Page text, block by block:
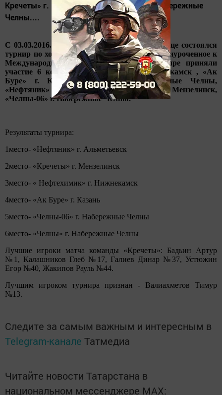
Кречеты» г. Мензелинск, «Челны-06» г. Набережные
Челны....
С 03.03.2016. по 06.03.2016 г. в ледовом дворце состоялся
турнир по хоккею среди юношей 2007 г.р. приуроченное к
Международному Женскому Дню! В турнире приняли
участие 6 команд: «Нефтехимик» г. Нижнекамск , «Ак
Буре» г. Казань, «Челны» г. Набережные Челны,
«Нефтяник» г. Альметьевск, « Кречеты» г. Мензелинск,
«Челны-06» г. Набережные Челны.
Результаты турнира:
1место- «Нефтяник» г. Альметьевск
2место- «Кречеты» г. Мензелинск
3место- « Нефтехимик» г. Нижнекамск
4место- «Ак Буре» г. Казань
5место- «Челны-06» г. Набережные Челны
6место- «Челны» г. Набережные Челны
Лучшие игроки матча команды «Кречеты»: Бадьин Артур
№1, Калашников Глеб №17, Галиев Динар №37, Устюжин
Егор №40, Жакипов Рауль №44.
Лучшим игроком турнира признан - Валиахметов Тимур
№13.
Следите за самым важным и интересным в
Telegram-канале Татмедиа
Читайте новости Татарстана в
национальном мессенджере MАХ: